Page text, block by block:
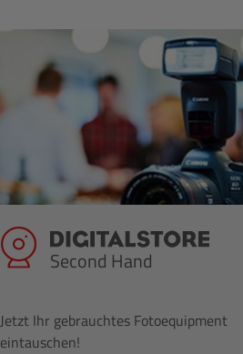
Second Hand
Jetzt Ihr gebrauchtes Fotoequipment
eintauschen!